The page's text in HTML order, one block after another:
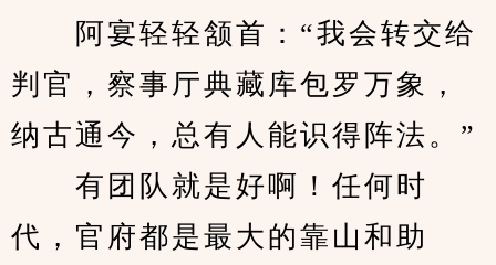
阿宴轻轻颔首：“我会转交给
判官，察事厅典藏库包罗万象，
纳古通今，总有人能识得阵法。”
有团队就是好啊！任何时
代，官府都是最大的靠山和助